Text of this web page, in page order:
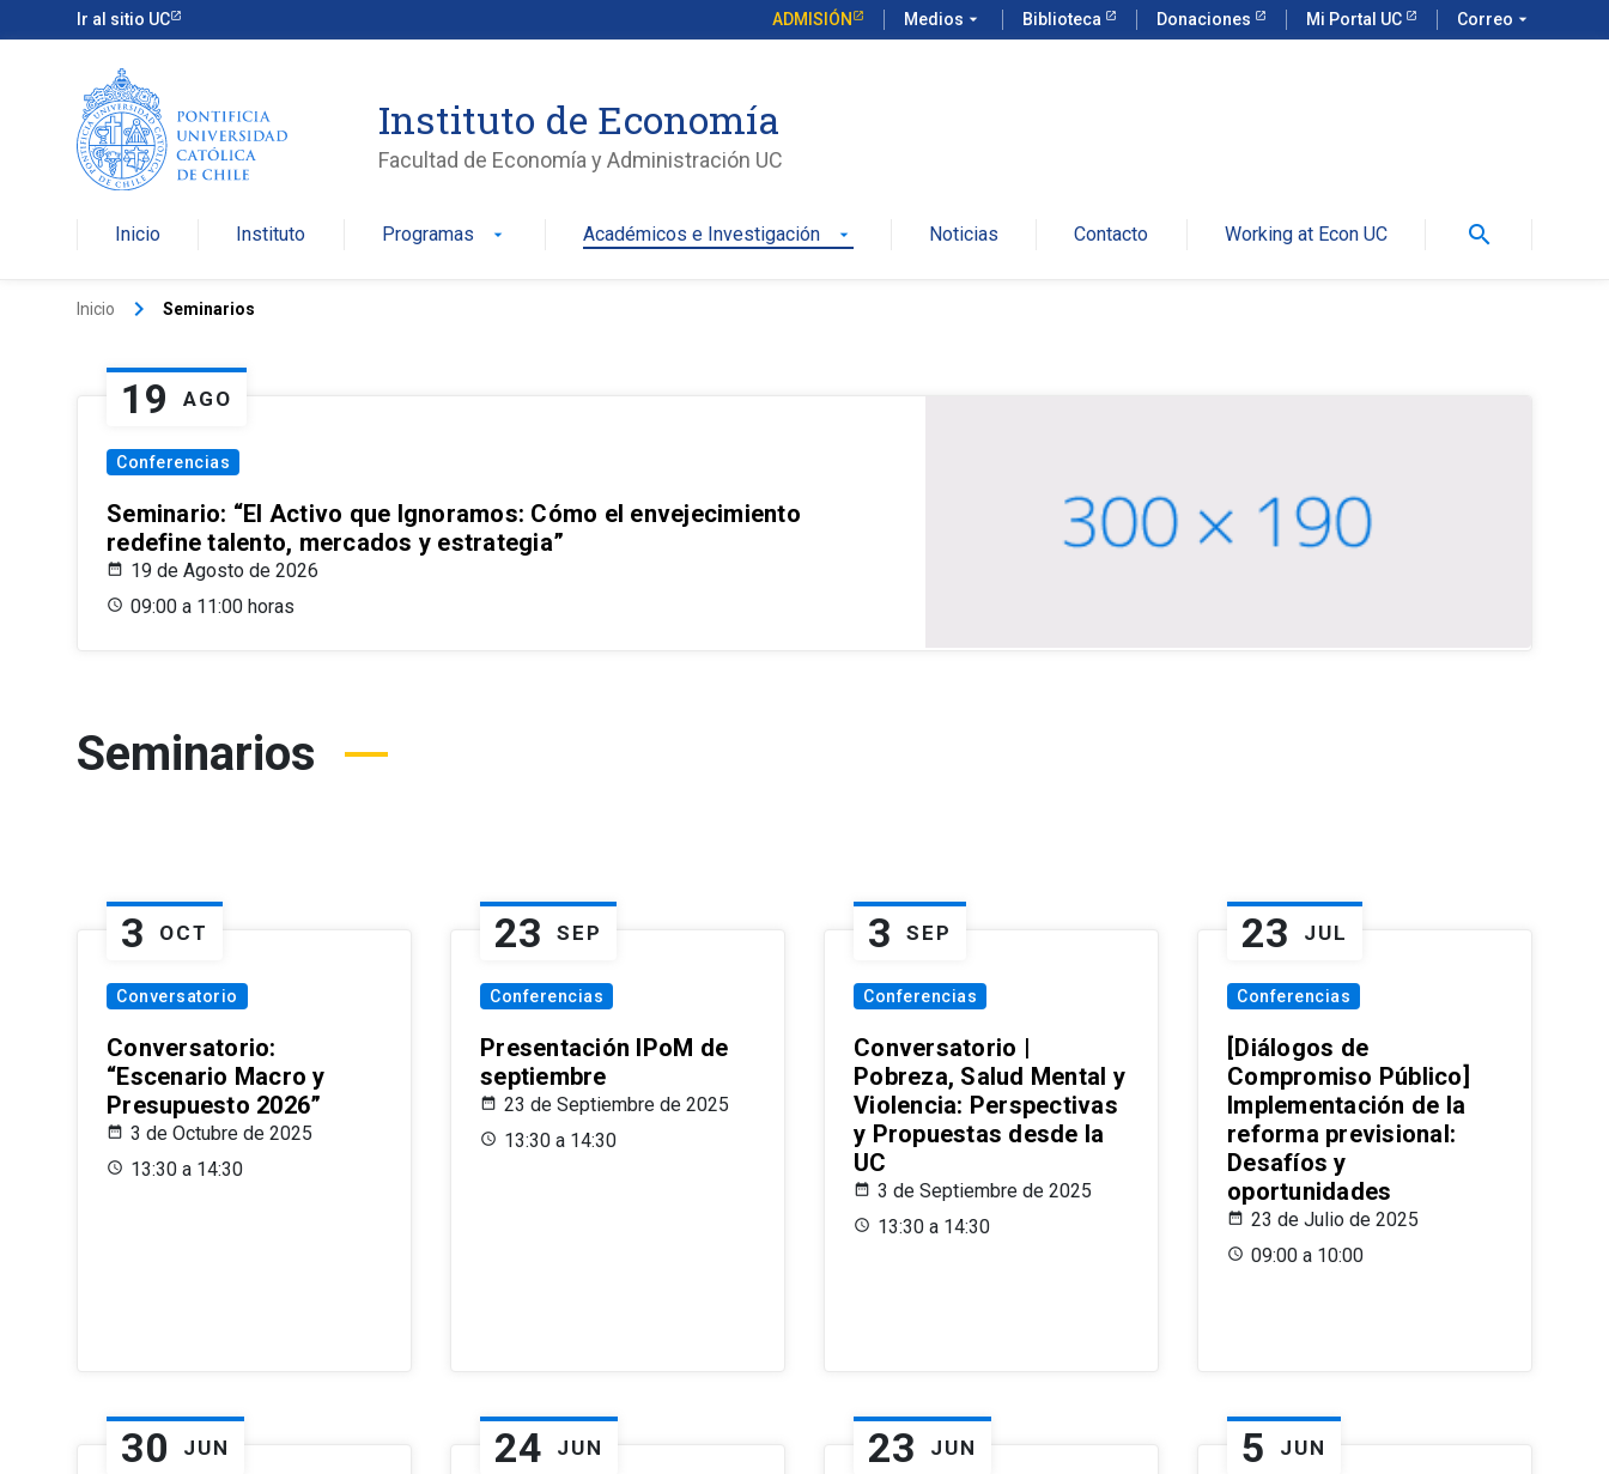
Ir al sitio UC ADMISIÓN Medios arrow_drop_down Biblioteca Donaciones Mi Portal UC Correo arrow_drop_down
Instituto de Economía
Facultad de Economía y Administración UC
Inicio Instituto Programas arrow_drop_down Académicos e Investigación arrow_drop_down Noticias Contacto Working at Econ UC search
Inicio keyboard_arrow_right Seminarios
19 AGO
Conferencias
Seminario: “El Activo que Ignoramos: Cómo el envejecimiento
redefine talento, mercados y estrategia”
19 de Agosto de 2026
09:00 a 11:00 horas
Seminarios
3 OCT
Conversatorio
Conversatorio:
“Escenario Macro y
Presupuesto 2026”
3 de Octubre de 2025
13:30 a 14:30
23 SEP
Conferencias
Presentación IPoM de
septiembre
23 de Septiembre de 2025
13:30 a 14:30
3 SEP
Conferencias
Conversatorio |
Pobreza, Salud Mental y
Violencia: Perspectivas
y Propuestas desde la
UC
3 de Septiembre de 2025
13:30 a 14:30
23 JUL
Conferencias
[Diálogos de
Compromiso Público]
Implementación de la
reforma previsional:
Desafíos y
oportunidades
23 de Julio de 2025
09:00 a 10:00
30 JUN 24 JUN 23 JUN 5 JUN